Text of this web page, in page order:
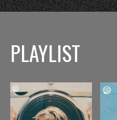
PLAYLIST